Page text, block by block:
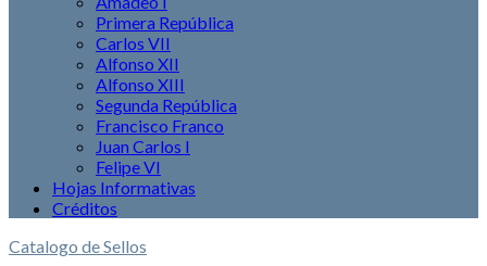
Primera República
Carlos VII
Alfonso XII
Alfonso XIII
Segunda República
Francisco Franco
Juan Carlos I
Felipe VI
Hojas Informativas
Créditos
Catalogo de Sellos